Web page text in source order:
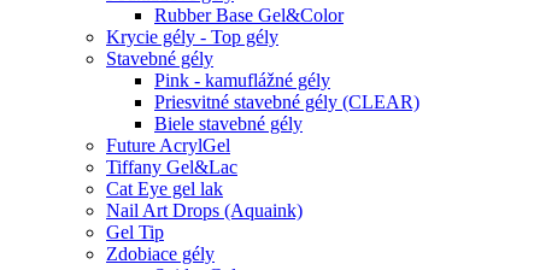
Rubber Base Gel&Color
Krycie gély - Top gély
Stavebné gély
Pink - kamuflážné gély
Priesvitné stavebné gély (CLEAR)
Biele stavebné gély
Future AcrylGel
Tiffany Gel&Lac
Cat Eye gel lak
Nail Art Drops (Aquaink)
Gel Tip
Zdobiace gély